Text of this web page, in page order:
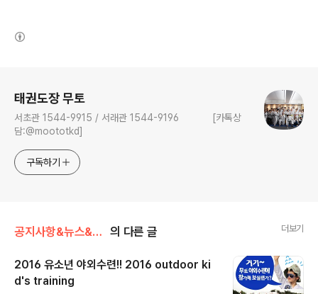
태권도장 무토
서초관 1544-9915 / 서래관 1544-9196 [카톡상
담:@moototkd]
구독하기
공지사항&뉴스&행사 의 다른 글 더보기
2016 유소년 야외수련!! 2016 outdoor ki
d's training